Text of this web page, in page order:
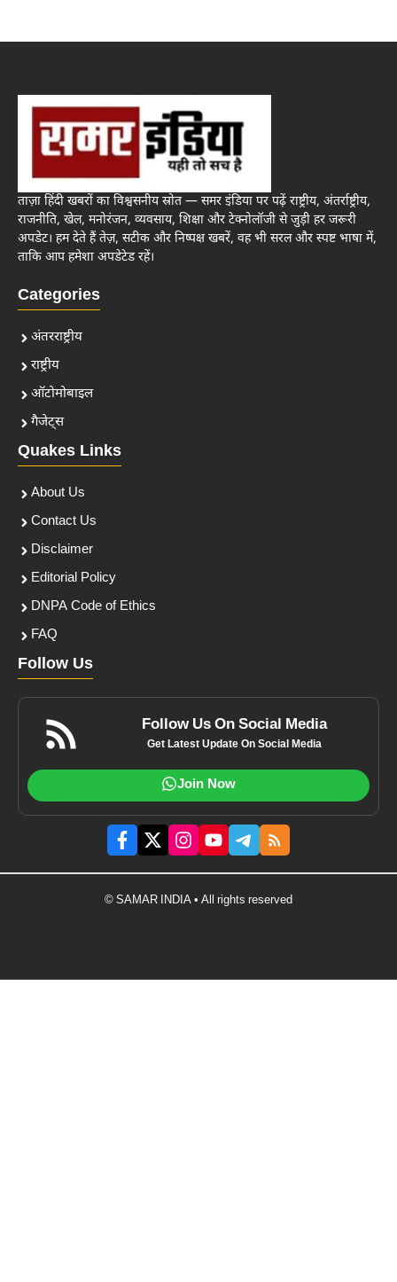
ताज़ा हिंदी खबरों का विश्वसनीय स्रोत — समर इंडिया पर पढ़ें राष्ट्रीय, अंतर्राष्ट्रीय,
राजनीति, खेल, मनोरंजन, व्यवसाय, शिक्षा और टेक्नोलॉजी से जुड़ी हर जरूरी
अपडेट। हम देते हैं तेज़, सटीक और निष्पक्ष खबरें, वह भी सरल और स्पष्ट भाषा में,
ताकि आप हमेशा अपडेटेड रहें।
Categories
अंतरराष्ट्रीय
राष्ट्रीय
ऑटोमोबाइल
गैजेट्स
Quakes Links
About Us
Contact Us
Disclaimer
Editorial Policy
DNPA Code of Ethics
FAQ
Follow Us
Follow Us On Social Media
Get Latest Update On Social Media
Join Now
© SAMAR INDIA • All rights reserved